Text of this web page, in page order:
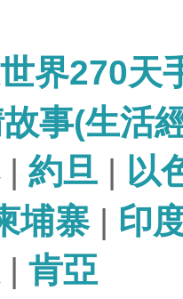
界270天
事(生活
| 約旦 | 以
埔寨| 印
| 肯亞